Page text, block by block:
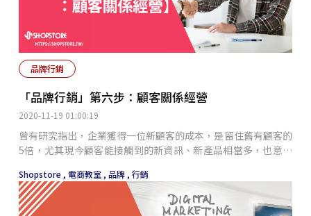
品牌行銷
2020-11-19 01:00:19
「品牌行銷」第六步：顧客關係經營
曾有研究指出，企業獲得一位新顧客的成本，是留住舊有顧客的
5倍，尤其現今顧客能接觸到的新資訊、新產品相當多，也意味
Facebook社團、VIP制度、Line群，提供誘因及凝聚對品牌的
熱愛，讓忠實的顧客願意持續消費，如此一來，可為企業帶來更
大的效益。
Shopstore , 電商教室 , 品牌 , 行銷